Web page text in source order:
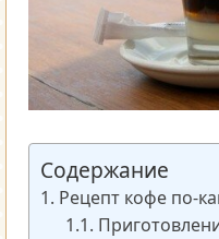
Содержание
Рецепт кофе по-